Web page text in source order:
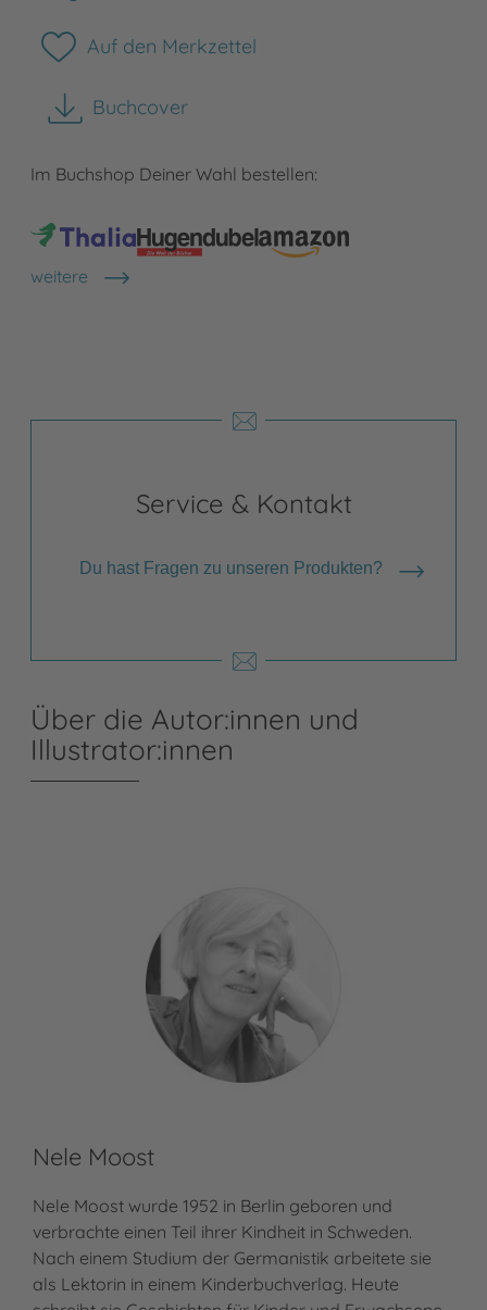
Auf den Merkzettel
Buchcover
herunterladen
Im Buchshop Deiner Wahl bestellen:
weitere
Shops anzeigen
Service & Kontakt
Du hast Fragen zu unseren Produkten?
Über die Autor:innen und
Illustrator:innen
Nele Moost
Nele Moost wurde 1952 in Berlin geboren und
verbrachte einen Teil ihrer Kindheit in Schweden.
Nach einem Studium der Germanistik arbeitete sie
als Lektorin in einem Kinderbuchverlag. Heute